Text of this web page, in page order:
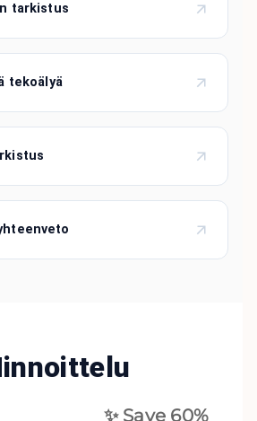
tarkistus
tekoälyä
✨ Save 60%